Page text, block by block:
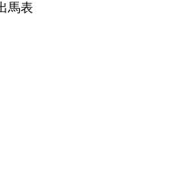
馬表